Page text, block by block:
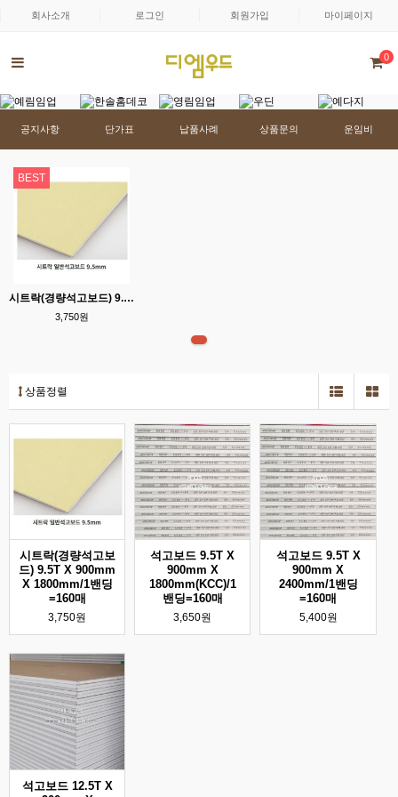
회사소개 로그인 회원가입 마이페이지
0
공지사항 단가표 납품사례 상품문의 운임비
BEST
시트락(경량석고보드) 9.5T X 900mm X 1800mm/1밴딩=160매
3,750원
상품정렬
시트락(경량석고보
드) 9.5T X 900mm
X 1800mm/1밴딩
=160매
3,750원
석고보드 9.5T X
900mm X
1800mm(KCC)/1
밴딩=160매
3,650원
석고보드 9.5T X
900mm X
2400mm/1밴딩
=160매
5,400원
석고보드 12.5T X